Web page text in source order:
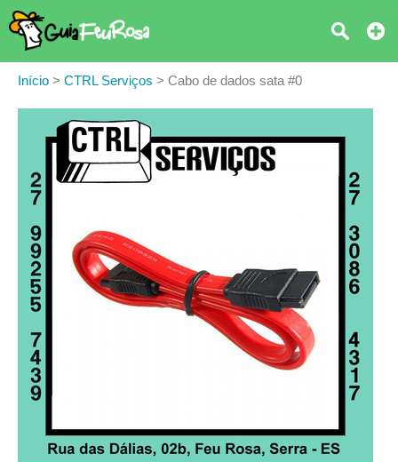
Início > CTRL Serviços > Cabo de dados sata #0